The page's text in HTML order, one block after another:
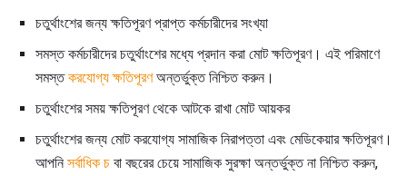
চতুর্থাংশের জন্য ক্ষতিপূরণ প্রাপ্ত কর্মচারীদের সংখ্যা
সমস্ত কর্মচারীদের চতুর্থাংশের মধ্যে প্রদান করা মোট ক্ষতিপূরণ। এই পরিমাণে
সমস্তকরযোগ্য ক্ষতিপূরণঅন্তর্ভুক্ত নিশ্চিত করুন।
চতুর্থাংশের সময় ক্ষতিপূরণ থেকে আটকে রাখা মোট আয়কর
চতুর্থাংশের জন্য মোট করযোগ্য সামাজিক নিরাপত্তা এবং মেডিকেয়ার ক্ষতিপূরণ।
আপনি সর্বাধিক চ বা বছরের চেয়ে সামাজিক সুরক্ষা অন্তর্ভুক্ত না নিশ্চিত করুন,